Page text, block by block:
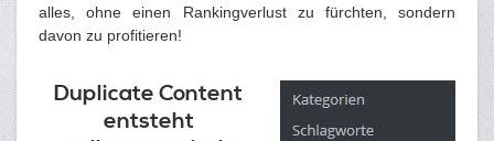
alles, ohne einen Rankingverlust zu fürchten, sondern
davon zu profitieren!
Duplicate Content
entsteht